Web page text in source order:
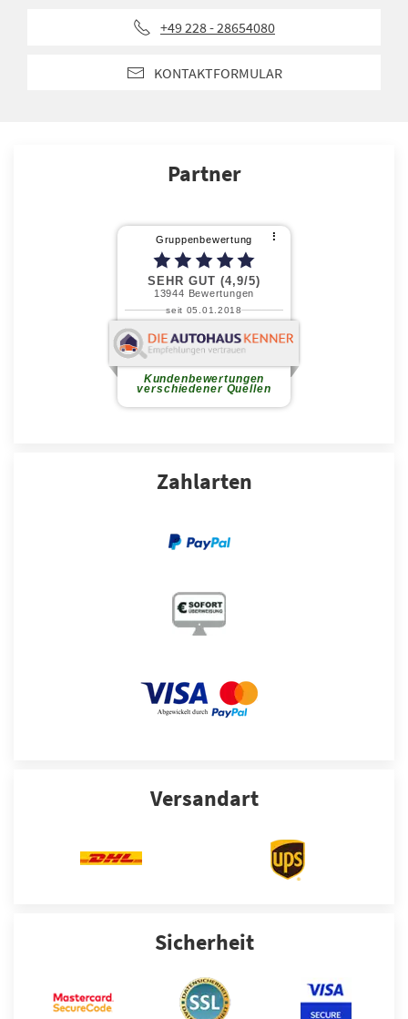
+49 228 - 28654080
KONTAKTFORMULAR
Partner
Zahlarten
Versandart
Sicherheit